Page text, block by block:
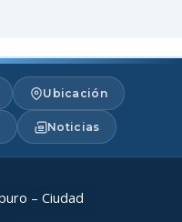
Ubicación
Noticias